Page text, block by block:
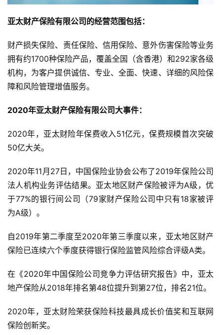
亚太财产保险有限公司的经营范围包括：
财产损失保险、责任保险、信用保险、意外伤害保险等业务
拥有约1700种保险产品，覆盖全国（含香港）和292家各级
机构，为客户提供诚信、专业、全面、快速、详细的风险保
障和风险管理增值服务。
2020年亚太财产保险有限公司大事件：
2020年，亚太财险年保费收入51亿元，保费规模首次突破
50亿大关。
2020年11月27日，中国保险业协会公布了2019年保险公司
法人机构业务评估结果。亚太地区财产保险被评为A级，优
于77%的银行间公司（79家财产保险公司中只有18家被评
为A级）。
自2019年第二季度至2020年第三季度以来，亚太地区财产
保险已连续六个季度获得银行保险监管风险综合评级A类。
在《2020年中国保险公司竞争力评估研究报告》中，亚太
地产保险从2018年排名第48位提升到第27位，排名21位。
2020年，亚太财险荣获保险科技最具成长价值奖和互联网
保险创新奖。